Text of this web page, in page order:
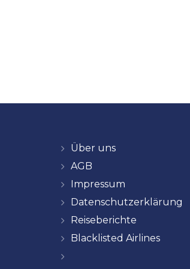
Über uns
AGB
Impressum
Datenschutzerklärung
Reiseberichte
Blacklisted Airlines